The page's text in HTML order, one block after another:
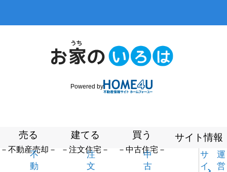
Powered by
売る
－不動産売却－
不
動
建てる
－注文住宅－
注
文
買う
－中古住宅－
中
古
サイト情報
サ
イ
運
営